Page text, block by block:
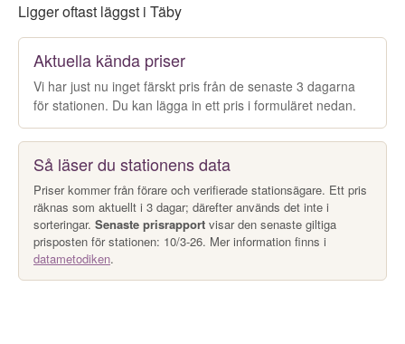
Ligger oftast läggst i Täby
Aktuella kända priser
Vi har just nu inget färskt pris från de senaste 3 dagarna
för stationen. Du kan lägga in ett pris i formuläret nedan.
Så läser du stationens data
Priser kommer från förare och verifierade stationsägare. Ett pris
räknas som aktuellt i 3 dagar; därefter används det inte i
sorteringar. Senaste prisrapport visar den senaste giltiga
prisposten för stationen: 10/3-26. Mer information finns i
datametodiken.